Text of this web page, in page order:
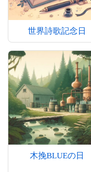
世界詩歌記念日
木挽BLUEの日